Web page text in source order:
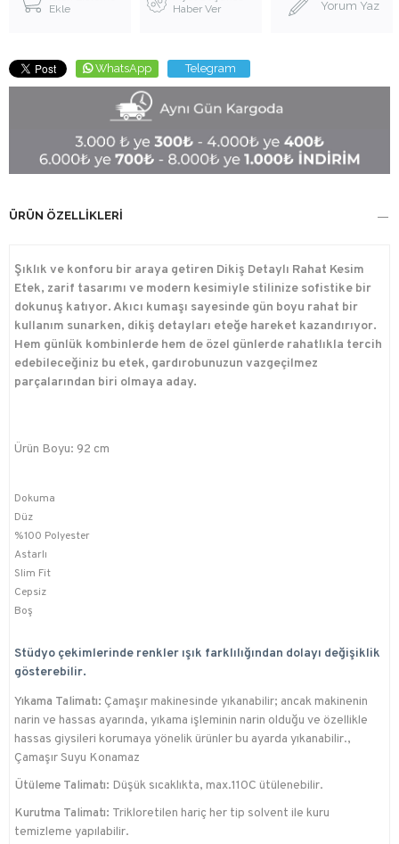
Ekle
Haber Ver
Yorum Yaz
WhatsApp Telegram
ÜRÜN ÖZELLIKLERI
Şıklık ve konforu bir araya getiren Dikiş Detaylı Rahat Kesim
Etek, zarif tasarımı ve modern kesimiyle stilinize sofistike bir
dokunuş katıyor. Akıcı kumaşı sayesinde gün boyu rahat bir
kullanım sunarken, dikiş detayları eteğe hareket kazandırıyor.
Hem günlük kombinlerde hem de özel günlerde rahatlıkla tercih
edebileceğiniz bu etek, gardırobunuzun vazgeçilmez
parçalarından biri olmaya aday.
Ürün Boyu: 92 cm
Dokuma
Düz
%100 Polyester
Astarlı
Slim Fit
Cepsiz
Boş
Stüdyo çekimlerinde renkler ışık farklılığından dolayı değişiklik
gösterebilir.
Yıkama Talimatı: Çamaşır makinesinde yıkanabilir; ancak makinenin
narin ve hassas ayarında, yıkama işleminin narin olduğu ve özellikle
hassas giysileri korumaya yönelik ürünler bu ayarda yıkanabilir.,
Çamaşır Suyu Konamaz
Ütüleme Talimatı: Düşük sıcaklıkta, max.110C ütülenebilir.
Kurutma Talimatı: Trikloretilen hariç her tip solvent ile kuru
temizleme yapılabilir.